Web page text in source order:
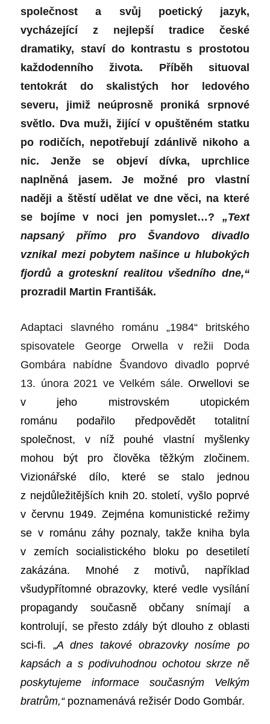
společnost a svůj poetický jazyk,
vycházející z nejlepší tradice české
dramatiky, staví do kontrastu s prostotou
každodenního života. Příběh situoval
tentokrát do skalistých hor ledového
severu, jimiž neúprosně proniká srpnové
světlo. Dva muži, žijící v opuštěném statku
po rodičích, nepotřebují zdánlivě nikoho a
nic. Jenže se objeví dívka, uprchlice
naplněná jasem. Je možné pro vlastní
naději a štěstí udělat ve dne věci, na které
se bojíme v noci jen pomyslet…? „Text
napsaný přímo pro Švandovo divadlo
vznikal mezi pobytem našince u hlubokých
fjordů a groteskní realitou všedního dne,“
prozradil Martin Františák.
Adaptaci slavného románu „1984“ britského
spisovatele George Orwella v režii Doda
Gombára nabídne Švandovo divadlo poprvé
13. února 2021 ve Velkém sále.Orwellovi se
v jeho mistrovském utopickém
románu podařilo předpovědět totalitní
společnost, v níž pouhé vlastní myšlenky
mohou být pro člověka těžkým zločinem.
Vizionářské dílo, které se stalo jednou
z nejdůležitějších knih 20. století, vyšlo poprvé
v červnu 1949. Zejména komunistické režimy
se v románu záhy poznaly, takže kniha byla
v zemích socialistického bloku po desetiletí
zakázána. Mnohé z motivů, například
všudypřítomné obrazovky, které vedle vysílání
propagandy současně občany snímají a
kontrolují, se přesto zdály být dlouho z oblasti
sci-fi. „A dnes takové obrazovky nosíme po
kapsách a s podivuhodnou ochotou skrze ně
poskytujeme informace současným Velkým
bratrům,“ poznamenává režisér Dodo Gombár.